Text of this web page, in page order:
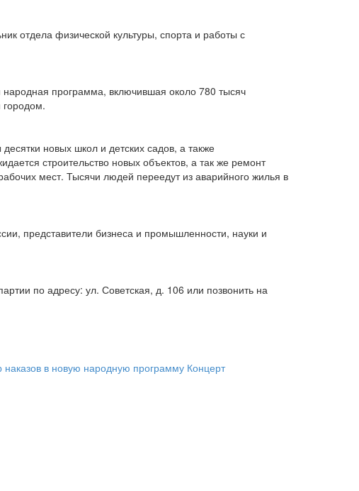
отдела физической культуры, спорта и работы с
программа, включившая около 780 тысяч
новых школ и детских садов, а также
строительство новых объектов, а так же ремонт
мест. Тысячи людей переедут из аварийного жилья в
представители бизнеса и промышленности, науки и
по адресу: ул. Советская, д. 106 или позвонить на
наказов в новую народную программу Концерт